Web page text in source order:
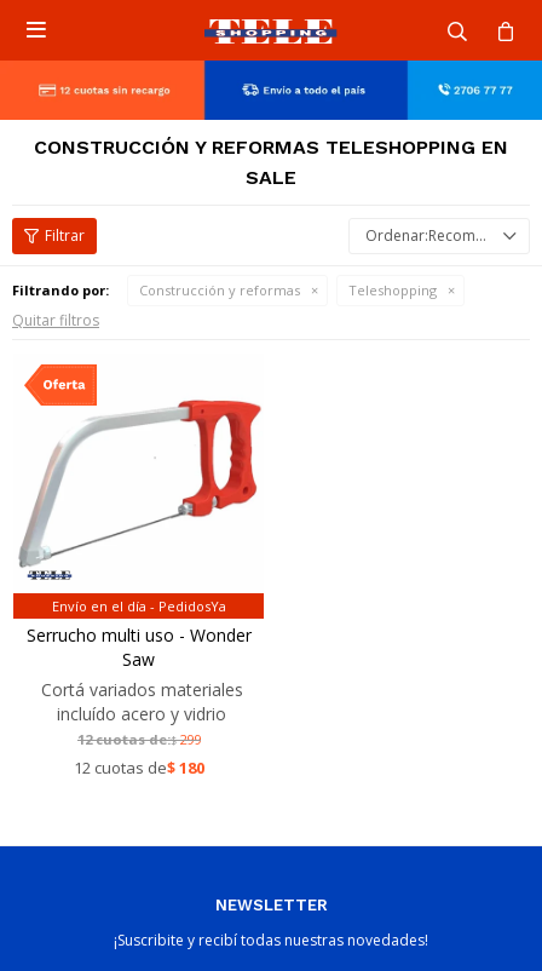

CONSTRUCCIÓN Y REFORMAS TELESHOPPING EN
SALE
Recomendados
Filtrando por: Construcción y reformas Teleshopping
Quitar filtros
Envío en el día - PedidosYa
Serrucho multi uso - Wonder
Saw
Cortá variados materiales
incluído acero y vidrio
12 cuotas de:$299
12 cuotas de$180
NEWSLETTER
¡Suscribite y recibí todas nuestras novedades!